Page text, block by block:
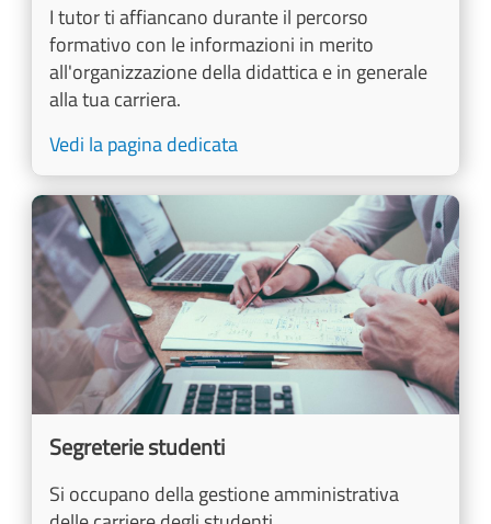
I tutor ti affiancano durante il percorso
formativo con le informazioni in merito
all'organizzazione della didattica e in generale
alla tua carriera.
Vedi la pagina dedicata
Image
Segreterie studenti
Si occupano della gestione amministrativa